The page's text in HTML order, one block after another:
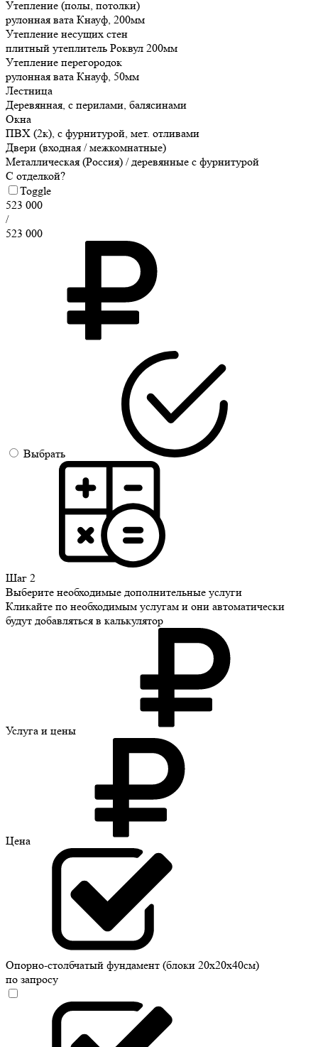
Утепление (полы, потолки)
рулонная вата Кнауф, 200мм
Утепление несущих стен
плитный утеплитель Роквул 200мм
Утепление перегородок
рулонная вата Кнауф, 50мм
Лестница
Деревянная, с перилами, балясинами
Окна
ПВХ (2к), с фурнитурой, мет. отливами
Двери (входная / межкомнатные)
Металлическая (Россия) / деревянные с фурнитурой
С отделкой?
Toggle
523 000
/
523 000
Выбрать
Шаг 2
Выберите необходимые дополнительные услуги
Кликайте по необходимым услугам и они автоматически
будут добавляться в калькулятор
Услуга и цены
Цена
Опорно-столбчатый фундамент (блоки 20х20х40см)
по запросу